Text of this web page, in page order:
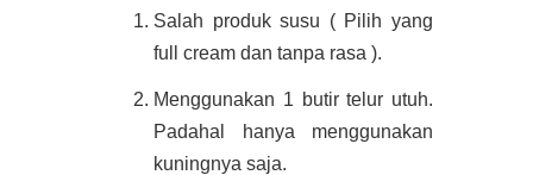
Salah produk susu ( Pilih yang
full cream dan tanpa rasa ).
Menggunakan 1 butir telur utuh.
Padahal hanya menggunakan
kuningnya saja.